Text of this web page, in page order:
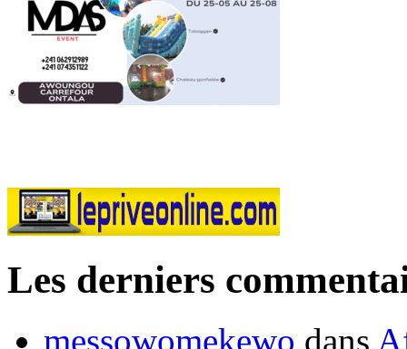
Les derniers
messowomekewo dans